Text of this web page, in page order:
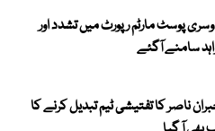
پوسٹ مارٹم رپورٹ میں تشدد اور
سامنے آگئے
ناصر کا تفتیشی ٹیم تبدیل کرنے کا